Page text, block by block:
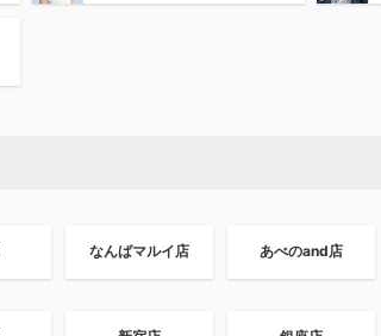
なんばマルイ店 あべのand店